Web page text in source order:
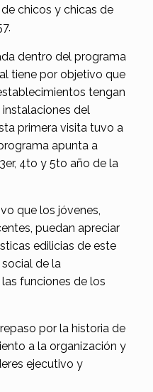
chicos y chicas de
dentro del programa
tiene por objetivo que
tengan
del
primera visita tuvo a
apunta a
4to y 5to año de la
que los jóvenes,
puedan apreciar
edilicias de este
de la
funciones de los
por la historia de
a la organización y
ejecutivo y